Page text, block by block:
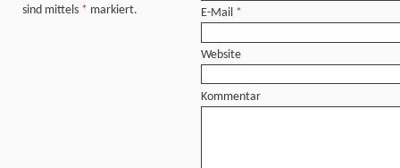
sind mittels * markiert. E-Mail *
Website
Kommentar